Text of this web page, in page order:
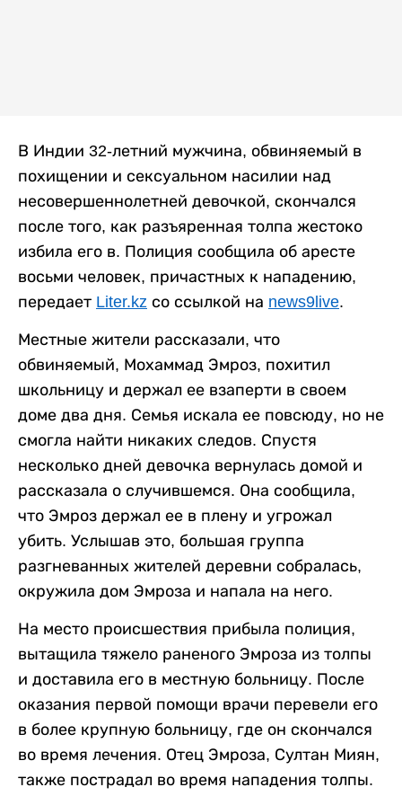
В Индии 32-летний мужчина, обвиняемый в
похищении и сексуальном насилии над
несовершеннолетней девочкой, скончался
после того, как разъяренная толпа жестоко
избила его в. Полиция сообщила об аресте
восьми человек, причастных к нападению,
передает Liter.kz со ссылкой на news9live.
Местные жители рассказали, что
обвиняемый, Мохаммад Эмроз, похитил
школьницу и держал ее взаперти в своем
доме два дня. Семья искала ее повсюду, но не
смогла найти никаких следов. Спустя
несколько дней девочка вернулась домой и
рассказала о случившемся. Она сообщила,
что Эмроз держал ее в плену и угрожал
убить. Услышав это, большая группа
разгневанных жителей деревни собралась,
окружила дом Эмроза и напала на него.
На место происшествия прибыла полиция,
вытащила тяжело раненого Эмроза из толпы
и доставила его в местную больницу. После
оказания первой помощи врачи перевели его
в более крупную больницу, где он скончался
во время лечения. Отец Эмроза, Султан Миян,
также пострадал во время нападения толпы.